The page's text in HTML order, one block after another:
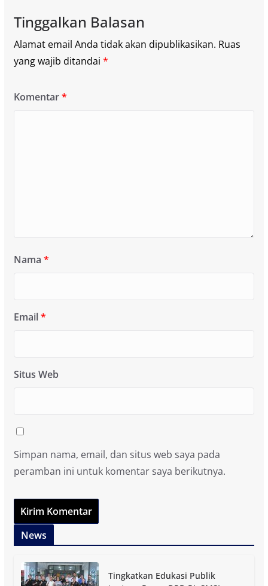
Tinggalkan Balasan
Alamat email Anda tidak akan dipublikasikan. Ruas
yang wajib ditandai *
Komentar*
Nama *
Email*
Situs Web
Simpan nama, email, dan situs web saya pada
peramban ini untuk komentar saya berikutnya.
News
Tingkatkan Edukasi Publik